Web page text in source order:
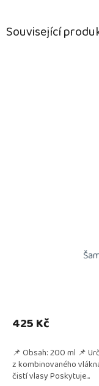
Související
425 Kč
📌 Obsah: 200 ml 📌
z kombinovaného
čistí vlasy Poskytuje...